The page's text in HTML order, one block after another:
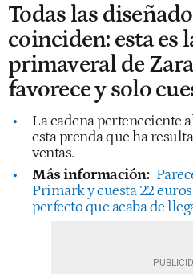
Todas las
coinciden: esta es
primaveral de
favorece y solo
La cadena perteneciente
esta prenda que ha
ventas.
Más información:
Primark y cuesta 22
perfecto que acaba de